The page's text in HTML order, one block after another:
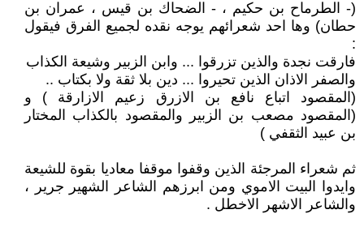
(- الطرماح بن حكيم ، - الضحاك بن قيس ، عمران بن
حطان) وها احد شعرائهم يوجه نقده لجميع الفرق فيقول
:
فارقت نجدة والذين تزرقوا ... وابن الزبير وشيعة الكذاب
والصفر الاذان الذين تحيروا ... دين بلا ثقة ولا بكتاب ..
(المقصود اتباع نافع بن الازرق زعيم الازارقة ) و
(المقصود مصعب بن الزبير والمقصود بالكذاب المختار
بن عبيد الثقفي )
ثم شعراء المرجئة الذين وقفوا موقفا معاديا بقوة للشيعة
وايدوا البيت الاموي ومن ابرزهم الشاعر الشهير جرير ،
والشاعر الاشهر الاخطل .